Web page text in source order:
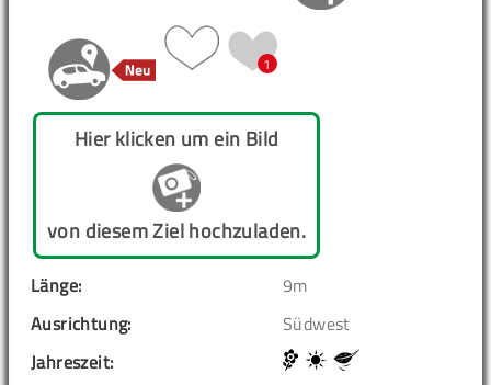
1
Hier klicken um ein Bild
von diesem Ziel hochzuladen.
Länge:
9m
Ausrichtung:
Südwest
Jahreszeit: